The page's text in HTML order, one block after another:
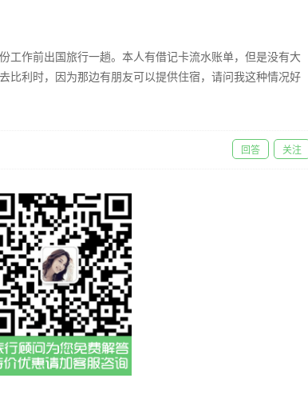
工作前出国旅行一趟。本人有借记卡流水账单，但是没有大
比利时，因为那边有朋友可以提供住宿，请问我这种情况好
关注
回答